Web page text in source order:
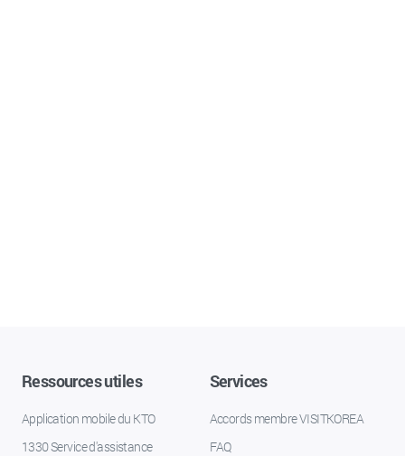
Ressources utiles
Application mobile du KTO
1330 Service d'assistance
Services
Accords membre VISITKOREA
FAQ